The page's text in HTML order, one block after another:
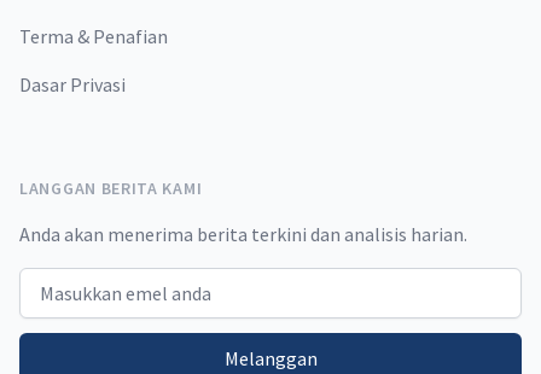
Terma & Penafian
Dasar Privasi
LANGGAN BERITA KAMI
Anda akan menerima berita terkini dan analisis harian.
Email address
Melanggan